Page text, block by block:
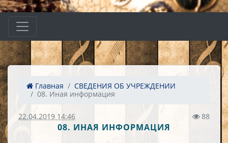
Главная
СВЕДЕНИЯ ОБ УЧРЕЖДЕНИИ
08. Иная информация
22.04.2019 14:46 88
08. ИНАЯ ИНФОРМАЦИЯ